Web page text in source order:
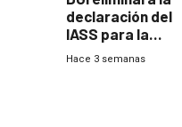
declaración del
IASS para la
mayoría de los
Hace 3 semanas